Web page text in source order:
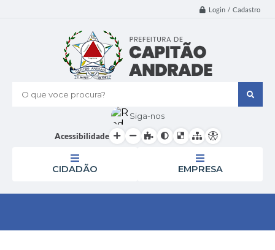
Login / Cadastro
O que voce procura?
Siga-nos
Acessibilidade
CIDADÃO EMPRESA